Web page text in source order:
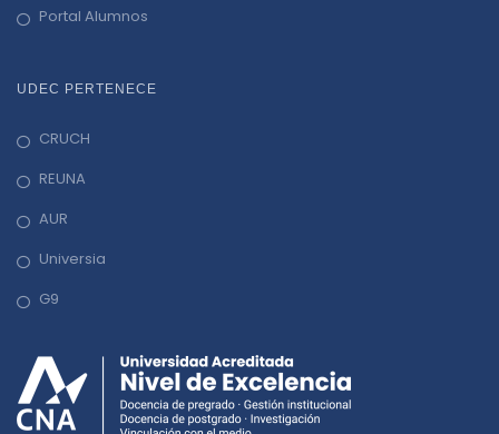
Portal Alumnos
UDEC PERTENECE
CRUCH
REUNA
AUR
Universia
G9